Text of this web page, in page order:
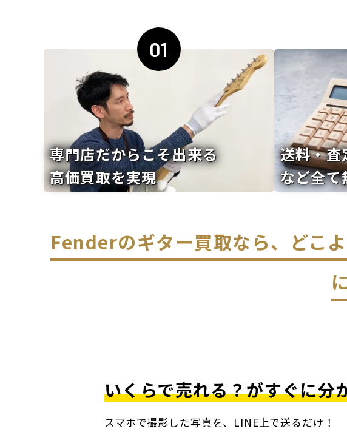
01
専門店だからこそ出来る
高価買取を実現
送料・査
など全て
Fenderのギター買取なら、どこ
いくらで売れる？がすぐに分
スマホで撮影した写真を、LINE上で送るだけ！